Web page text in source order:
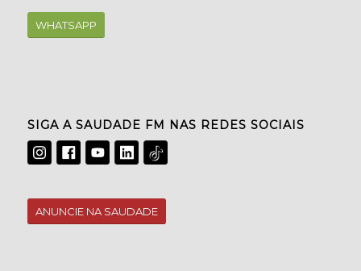
WHATSAPP
SIGA A SAUDADE FM NAS REDES SOCIAIS
ANUNCIE NA SAUDADE